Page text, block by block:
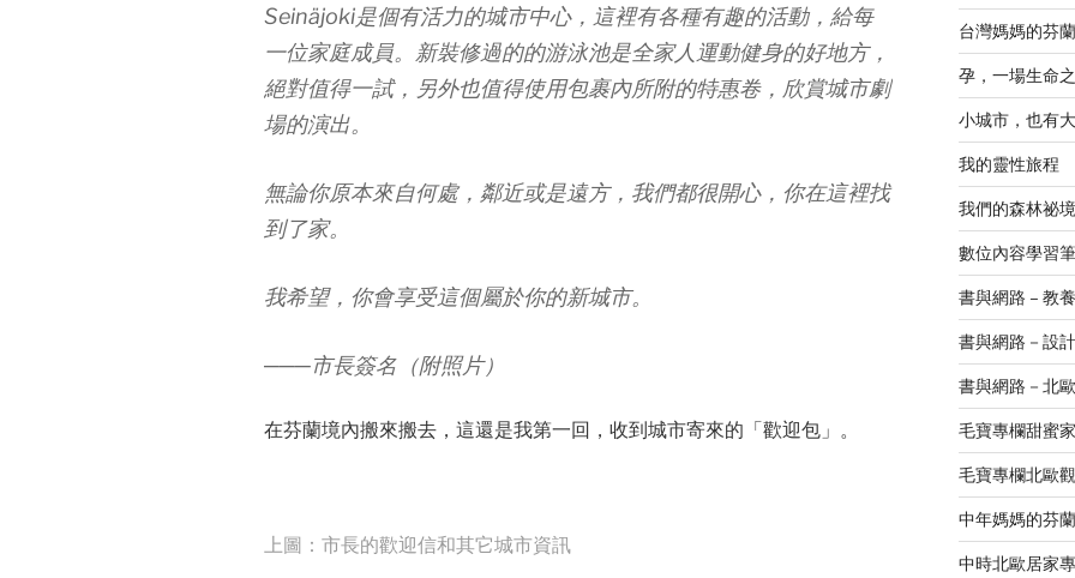
Seinäjoki是個有活力的城市中心，這裡有各種有趣的活動，給每
一位家庭成員。新裝修過的的游泳池是全家人運動健身的好地方，
絕對值得一試，另外也值得使用包裹內所附的特惠卷，欣賞城市劇
場的演出。
無論你原本來自何處，鄰近或是遠方，我們都很開心，你在這裡找
到了家。
我希望，你會享受這個屬於你的新城市。
───市長簽名（附照片）
在芬蘭境內搬來搬去，這還是我第一回，收到城市寄來的「歡迎包」。
上圖：市長的歡迎信和其它城市資訊
台灣媽媽的芬
孕，一場生命
小城市，也有
我的靈性旅程
我們的森林祕
數位內容學習
書與網路 – 教
書與網路－設
書與網路－北
毛寶專欄甜蜜
毛寶專欄北歐
中年媽媽的芬
中時北歐居家